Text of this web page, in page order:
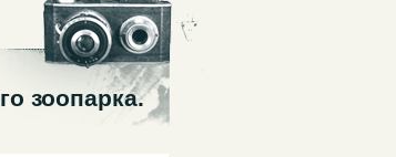
зоопарка.